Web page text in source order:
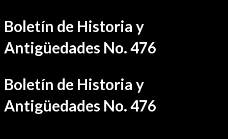
Ir
al
contenido
Boletín de Historia y
Antigüedades No. 476
Boletín de Historia y
Antigüedades No. 476